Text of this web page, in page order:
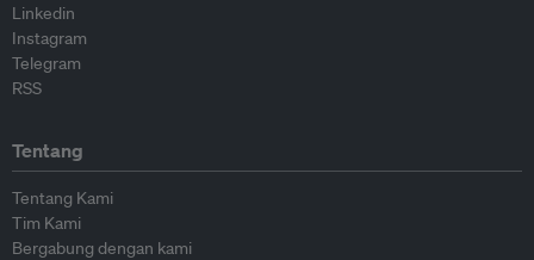
Linkedin
Instagram
Telegram
RSS
Tentang
Tentang Kami
Tim Kami
Bergabung dengan kami